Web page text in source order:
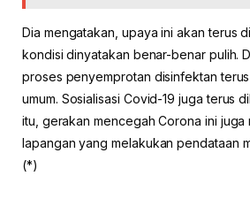
Dia mengatakan, upaya ini akan terus
kondisi dinyatakan benar-benar pulih.
proses penyemprotan disinfektan
umum. Sosialisasi Covid-19 juga terus
itu, gerakan mencegah Corona ini juga
lapangan yang melakukan pendataan
(*)